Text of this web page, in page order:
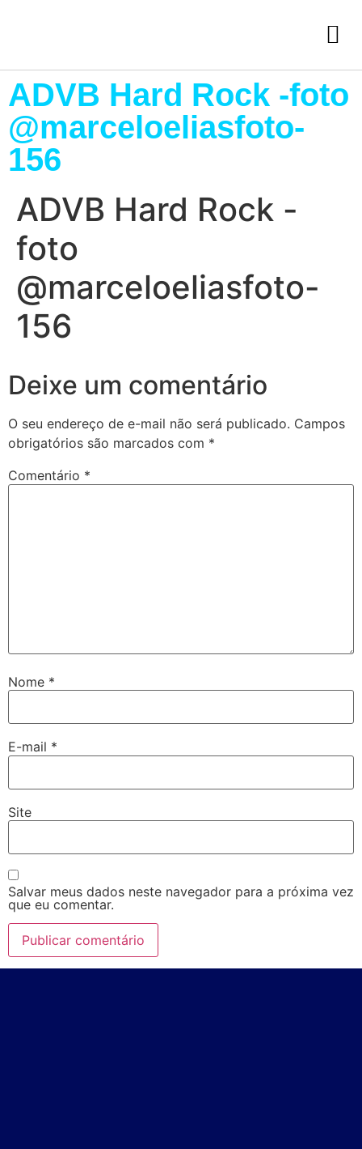
ADVB Hard Rock -foto
@marceloeliasfoto-
156
ADVB Hard Rock -
foto
@marceloeliasfoto-
156
Deixe um comentário
O seu endereço de e-mail não será publicado. Campos
obrigatórios são marcados com *
Comentário *
Nome *
E-mail *
Site
Salvar meus dados neste navegador para a próxima vez
que eu comentar.